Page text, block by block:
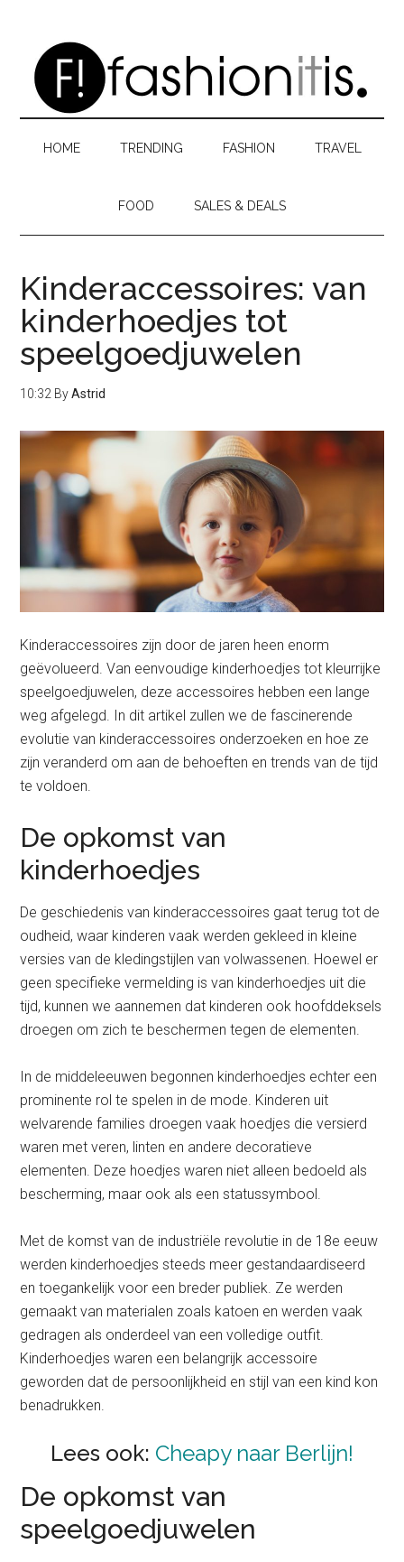
content
secondary
primary
sidebar
HOME TRENDING FASHION TRAVEL
FOOD SALES & DEALS
Kinderaccessoires: van
kinderhoedjes tot
speelgoedjuwelen
10:32 ByAstrid
Kinderaccessoires zijn door de jaren heen enorm
geëvolueerd. Van eenvoudige kinderhoedjes tot kleurrijke
speelgoedjuwelen, deze accessoires hebben een lange
weg afgelegd. In dit artikel zullen we de fascinerende
evolutie van kinderaccessoires onderzoeken en hoe ze
zijn veranderd om aan de behoeften en trends van de tijd
te voldoen.
De opkomst van
kinderhoedjes
De geschiedenis van kinderaccessoires gaat terug tot de
oudheid, waar kinderen vaak werden gekleed in kleine
versies van de kledingstijlen van volwassenen. Hoewel er
geen specifieke vermelding is van kinderhoedjes uit die
tijd, kunnen we aannemen dat kinderen ook hoofddeksels
droegen om zich te beschermen tegen de elementen.
In de middeleeuwen begonnen kinderhoedjes echter een
prominente rol te spelen in de mode. Kinderen uit
welvarende families droegen vaak hoedjes die versierd
waren met veren, linten en andere decoratieve
elementen. Deze hoedjes waren niet alleen bedoeld als
bescherming, maar ook als een statussymbool.
Met de komst van de industriële revolutie in de 18e eeuw
werden kinderhoedjes steeds meer gestandaardiseerd
en toegankelijk voor een breder publiek. Ze werden
gemaakt van materialen zoals katoen en werden vaak
gedragen als onderdeel van een volledige outfit.
Kinderhoedjes waren een belangrijk accessoire
geworden dat de persoonlijkheid en stijl van een kind kon
benadrukken.
Lees ook: Cheapy naar Berlijn!
De opkomst van
speelgoedjuwelen